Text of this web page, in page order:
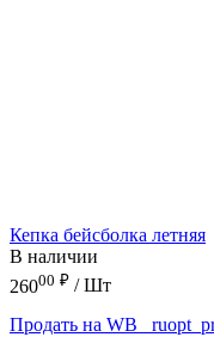
Кепка бейсболка летняя
В наличии
26000 ₽ / Шт
Продать на WB